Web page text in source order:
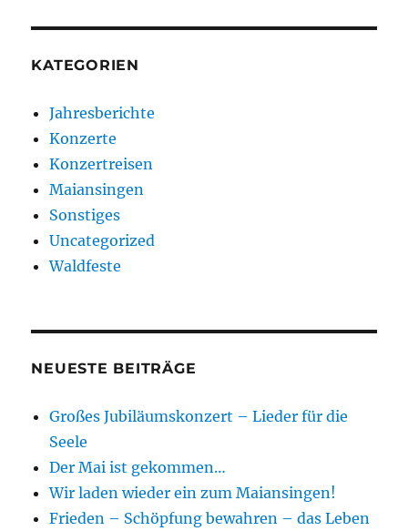
KATEGORIEN
Jahresberichte
Konzerte
Konzertreisen
Maiansingen
Sonstiges
Uncategorized
Waldfeste
NEUESTE BEITRÄGE
Großes Jubiläumskonzert – Lieder für die
Seele
Der Mai ist gekommen…
Wir laden wieder ein zum Maiansingen!
Frieden – Schöpfung bewahren – das Leben